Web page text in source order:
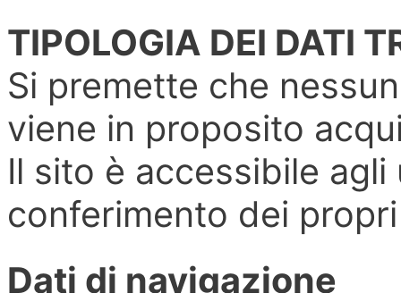
TIPOLOGIA DEI DATI
Si premette che
viene in proposito
Il sito è accessibile
conferimento dei
Dati di navigazione